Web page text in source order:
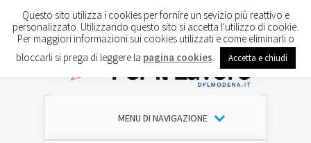
MENU DI NAVIGAZIONE
Questo sito utilizza i cookies per fornire un sevizio più reattivo e
personalizzato. Utilizzando questo sito si accetta l'utilizzo di cookie.
Per maggiori informazioni sui cookies utilizzati e come eliminarli o
bloccarli si prega di leggere la pagina cookies Accetta e chiudi